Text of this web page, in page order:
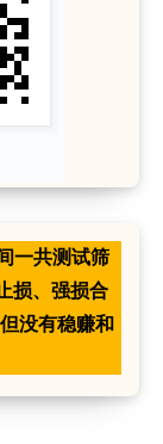
一共测试筛
损、强损合
没有稳赚和